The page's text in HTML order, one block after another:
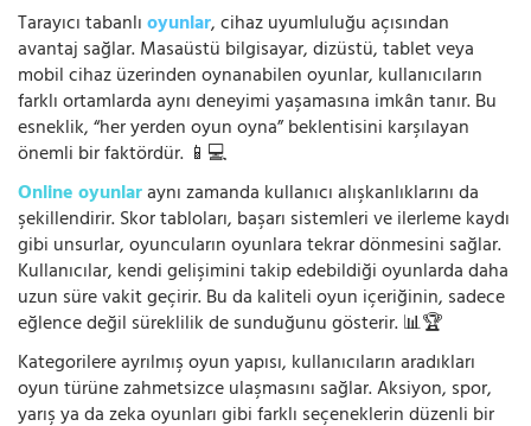
Tarayıcı tabanlıoyunlar, cihaz uyumluluğu açısından
avantaj sağlar. Masaüstü bilgisayar, dizüstü, tablet veya
mobil cihaz üzerinden oynanabilen oyunlar, kullanıcıların
farklı ortamlarda aynı deneyimi yaşamasına imkân tanır. Bu
esneklik, “her yerden oyun oyna” beklentisini karşılayan
önemli bir faktördür. 📱💻
Online oyunlaraynı zamanda kullanıcı alışkanlıklarını da
şekillendirir. Skor tabloları, başarı sistemleri ve ilerleme kaydı
gibi unsurlar, oyuncuların oyunlara tekrar dönmesini sağlar.
Kullanıcılar, kendi gelişimini takip edebildiği oyunlarda daha
uzun süre vakit geçirir. Bu da kaliteli oyun içeriğinin, sadece
eğlence değil süreklilik de sunduğunu gösterir. 📊🏆
Kategorilere ayrılmış oyun yapısı, kullanıcıların aradıkları
oyun türüne zahmetsizce ulaşmasını sağlar. Aksiyon, spor,
yarış ya da zeka oyunları gibi farklı seçeneklerin düzenli bir